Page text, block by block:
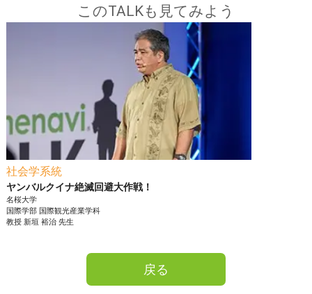
このTALKも見てみよう
社会学系統
ヤンバルクイナ絶滅回避大作戦！
名桜大学
国際学部 国際観光産業学科
教授 新垣 裕治先生
戻る